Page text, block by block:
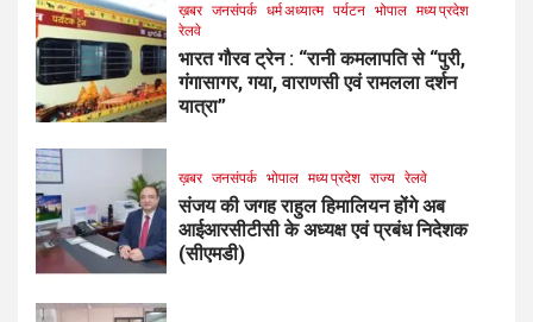
ख़बर जनसंपर्क धर्म अध्यात्म पर्यटन भोपाल मध्य प्रदेश
रेलवे
भारत गौरव ट्रेन : “रानी कमलापति से “पुरी,
गंगासागर, गया, वाराणसी एवं रामलला दर्शन
यात्रा”
ख़बर जनसंपर्क भोपाल मध्य प्रदेश राज्य रेलवे
संजय की जगह राहुल हिमालियन होंगे अब
आईआरसीटीसी के अध्यक्ष एवं प्रबंध निदेशक
(सीएमडी)